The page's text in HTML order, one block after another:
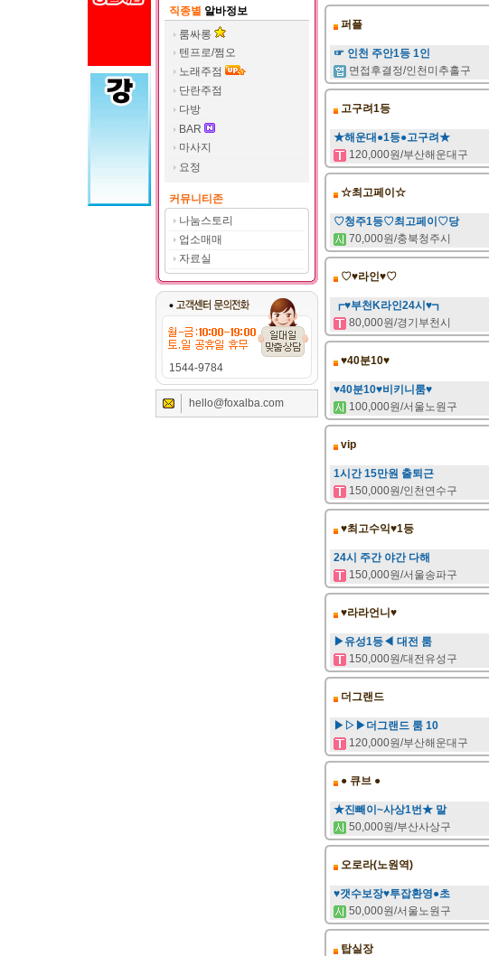
직종별 알바정보
룸싸롱
텐프로/쩜오
노래주점
단란주점
다방
BAR
마사지
요정
커뮤니티존
나눔스토리
업소매매
자료실
1544-9784
hello@foxalba.com
퍼플
☞ 인천 주안1등 1인
면접후결정/인천미추홀구
고구려1등
★해운대●1등●고구려★
120,000원/부산해운대구
☆최고페이☆
♡청주1등♡최고페이♡당
70,000원/충북청주시
♡♥라인♥♡
┏♥부천K라인24시♥┓
80,000원/경기부천시
♥40분10♥
♥40분10♥비키니룸♥
100,000원/서울노원구
vip
1시간 15만원 출퇴근
150,000원/인천연수구
♥최고수익♥1등
24시 주간 야간 다해
150,000원/서울송파구
♥라라언니♥
▶유성1등◀ 대전 룸
150,000원/대전유성구
더그랜드
▶▷▶더그랜드 룸 10
120,000원/부산해운대구
● 큐브 ●
★진빼이~사상1번★ 말
50,000원/부산사상구
오로라(노원역)
♥갯수보장♥투잡환영●초
50,000원/서울노원구
탑실장